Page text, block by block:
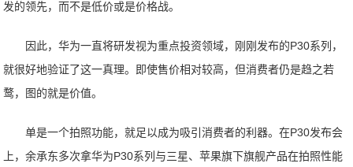
发的领先，而不是低价或是价格战。
因此，华为一直将研发视为重点投资领域，刚刚发布的P30系列，
就很好地验证了这一真理。即使售价相对较高，但消费者仍是趋之若
鹜，图的就是价值。
单是一个拍照功能，就足以成为吸引消费者的利器。在P30发布会
上，余承东多次拿华为P30系列与三星、苹果旗下旗舰产品在拍照性能